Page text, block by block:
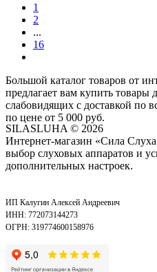
1
2
...
16
Большой каталог товаров от
предлагает вам купить
слабовидящих с доставкой по
по цене от 5 000 руб.
SILASLUHA © 2026
Интернет-магазин «Сила
выбор слуховых аппаратов и
дополнительных настроек.
ИП Калугин Алексей Андреевич
ИНН: 772073144273
ОГРН: 319774600158976